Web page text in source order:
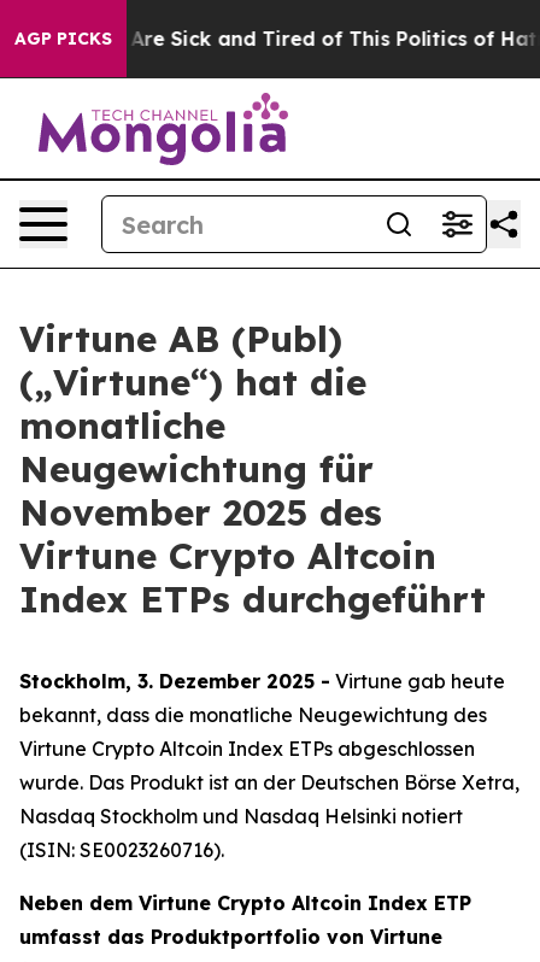
AGP PICKSAre Sick and Tired of This Politics of Hatred”
Virtune AB (Publ)
(„Virtune“) hat die
monatliche
Neugewichtung für
November 2025 des
Virtune Crypto Altcoin
Index ETPs durchgeführt
Stockholm, 3. Dezember 2025 - Virtune gab heute
bekannt, dass die monatliche Neugewichtung des
Virtune Crypto Altcoin Index ETPs abgeschlossen
wurde. Das Produkt ist an der Deutschen Börse Xetra,
Nasdaq Stockholm und Nasdaq Helsinki notiert
(ISIN: SE0023260716).
Neben dem Virtune Crypto Altcoin Index ETP
umfasst das Produktportfolio von Virtune